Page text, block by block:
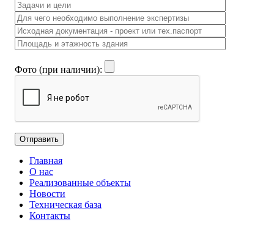
Фото (при наличии):
Главная
О нас
Реализованные объекты
Новости
Техническая база
Контакты